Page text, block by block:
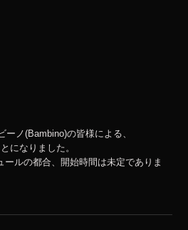
ノ(Bambino)の皆様による、
になりました。
ールの都合、開始時間は未定でありま